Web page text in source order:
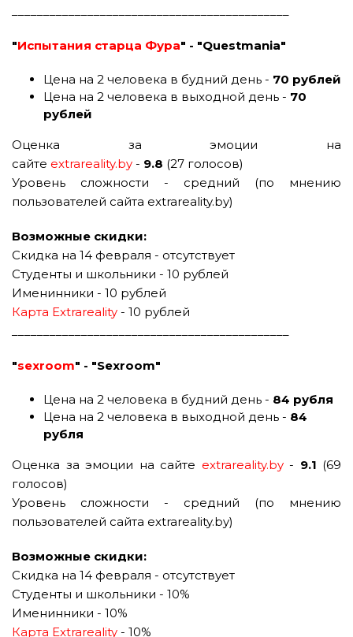
"Испытания старца Фура" - "Questmania"
Цена на 2 человека в будний день - 70 рублей
Цена на 2 человека в выходной день - 70
рублей
Оценка за эмоции на
сайте extrareality.by - 9.8 (27 голосов)
Уровень сложности - средний (по мнению
пользователей сайта extrareality.by)
Возможные скидки:
Скидка на 14 февраля - отсутствует
Студенты и школьники - 10 рублей
Именинники - 10 рублей
Карта Extrareality - 10 рублей
"sexroom" - "Sexroom"
Цена на 2 человека в будний день - 84 рубля
Цена на 2 человека в выходной день - 84
рубля
Оценка за эмоции на сайте extrareality.by- 9.1 (69
голосов)
Уровень сложности - средний (по мнению
пользователей сайта extrareality.by)
Возможные скидки:
Скидка на 14 февраля - отсутствует
Студенты и школьники - 10%
Именинники - 10%
Карта Extrareality - 10%